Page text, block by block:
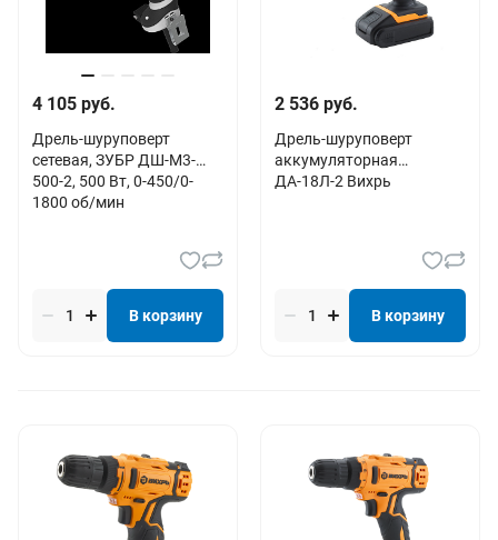
4 105 руб.
Дрель-шуруповерт
сетевая, ЗУБР ДШ-М3-
500-2, 500 Вт, 0-450/0-
1800 об/мин
В корзину
2 536 руб.
Дрель-шуруповерт
аккумуляторная
ДА-18Л-2 Вихрь
В корзину